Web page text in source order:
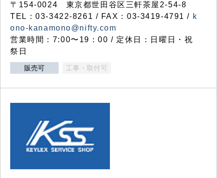
〒154-0024 東京都世田谷区三軒茶屋2-54-8
TEL：03-3422-8261 / FAX：03-3419-4791 / k
ono-kanamono@nifty.com
営業時間：7:00〜19：00 / 定休日：日曜日・祝
祭日
販売可 工事・取付可